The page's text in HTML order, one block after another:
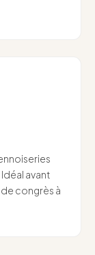
avant
congrès à